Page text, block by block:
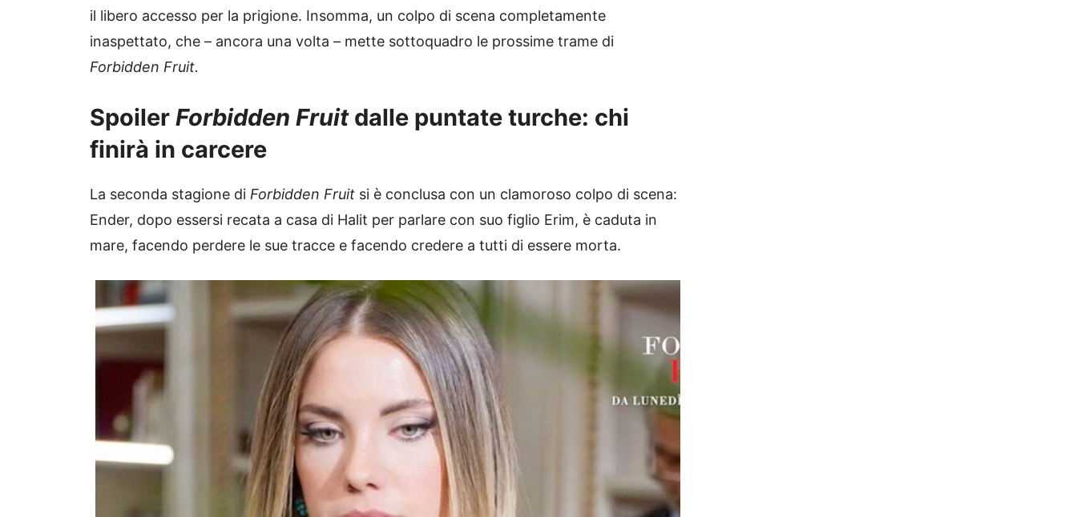
il libero accesso per la prigione. Insomma, un colpo di scena completamente
inaspettato, che – ancora una volta – mette sottoquadro le prossime trame di
Forbidden Fruit.
Spoiler Forbidden Fruitdalle puntate turche: chi
finirà in carcere
La seconda stagione di Forbidden Fruit si è conclusa con un clamoroso colpo di scena:
Ender, dopo essersi recata a casa di Halit per parlare con suo figlio Erim, è caduta in
mare, facendo perdere le sue tracce e facendo credere a tutti di essere morta.